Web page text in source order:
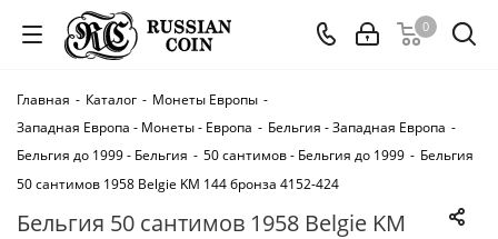
0
Главная - Каталог - Монеты Европы -
Западная Европа - Монеты - Европа - Бельгия - Западная Европа -
Бельгия до 1999 - Бельгия - 50 сантимов - Бельгия до 1999 - Бельгия
50 сантимов 1958 Belgie KM 144 бронза 4152-424
Бельгия 50 сантимов 1958 Belgie KM